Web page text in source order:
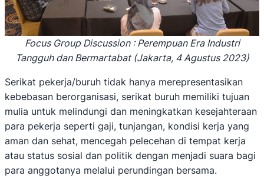
Focus Group Discussion : Perempuan Era Industri
Tangguh dan Bermartabat (Jakarta, 4 Agustus 2023)
Serikat pekerja/buruh tidak hanya merepresentasikan
kebebasan berorganisasi, serikat buruh memiliki tujuan
mulia untuk melindungi dan meningkatkan kesejahteraan
para pekerja seperti gaji, tunjangan, kondisi kerja yang
aman dan sehat, mencegah pelecehan di tempat kerja
atau status sosial dan politik dengan menjadi suara bagi
para anggotanya melalui perundingan bersama.